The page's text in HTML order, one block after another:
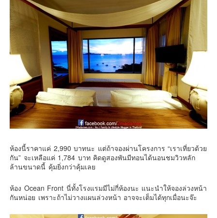
นิวซีแลนด์
อเมริกา
ร้านอร่อย
บทความครอบครัว
Beauty Review
รีวิวสายการบิน
Products & Applications
Events & PR News
About Us
Contact & Support Us
ห้องนี้ราคาแค่ 2,990 บาทนะ แต่ถ้าจองผ่านโครงการ “เราเที่ยวด้วย
กัน” จะเหลือแค่ 1,784 บาท คิดดูสองพันมีทอนได้นอนชมวิวหลัก
ล้านขนาดนี้ คุ้มยิ่งกว่าคุ้มเลย
ห้อง Ocean Front นี่ทั้งโรงแรมมีไม่กี่ห้องนะ แนะนำให้จองล่วงหน้า
กันหน่อย เพราะถ้าไม่วางแผนล่วงหน้า อาจจะเต็มได้ทุกเมื่อนะจ๊ะ